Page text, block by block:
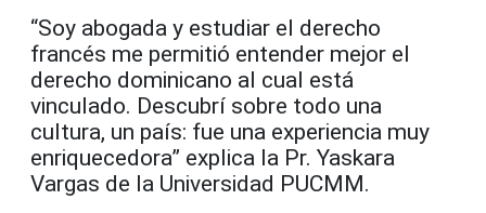
“Soy abogada y estudiar el derecho
francés me permitió entender mejor el
derecho dominicano al cual está
vinculado. Descubrí sobre todo una
cultura, un país: fue una experiencia muy
enriquecedora” explica la Pr. Yaskara
Vargas de la Universidad PUCMM.